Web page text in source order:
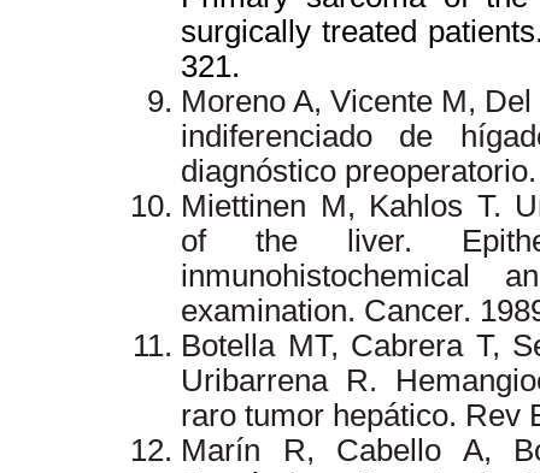
surgically treated
321.
Moreno A, Vicente M,
indiferenciado de
diagnóstico
Miettinen M, Kahlos T.
of the liver.
inmunohistochemical
examination. Cancer.
Botella MT, Cabrera T,
Uribarrena R.
raro tumor hepático. Rev
Marín R, Cabello A,